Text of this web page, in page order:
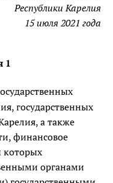
Республики Карелия
15 июля 2021 года
1
государственных
а также
финансовое
которых
органами